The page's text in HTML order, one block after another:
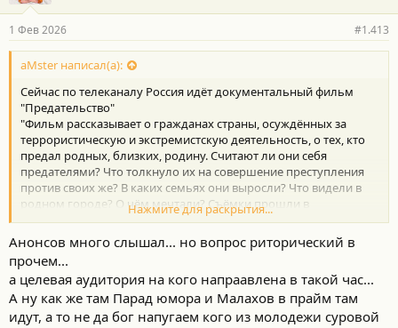
1 Фев 2026 #1.413
aMster написал(а):
Сейчас по телеканалу Россия идёт документальный фильм
"Предательство"
"Фильм рассказывает о гражданах страны, осуждённых за
террористическую и экстремистскую деятельность, о тех, кто
предал родных, близких, родину. Считают ли они себя
предателями? Что толкнуло их на совершение преступления
против своих же? В каких семьях они выросли? Что видели в
родном городе? О чём мечтали? Съёмки прошли в
исправительных учреждениях, тюрьмах разных регионов."
Режиссёр Андрей Медведев.
Показывают без прикрас, как их задерживают дома, как
родители на них смотрят.
У меня бы сердце разорвалось если бы мне сказали что мой
Нажмите для раскрытия...
Анонсов много слышал... но вопрос риторический в
прочем...
а целевая аудитория на кого напраавлена в такой час...
А ну как же там Парад юмора и Малахов в прайм там
идут, а то не да бог напугаем кого из молодежи суровой